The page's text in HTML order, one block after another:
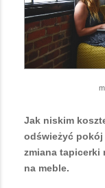
Jak niskim
odświeżyć pokój
zmiana tapicerki
na meble.